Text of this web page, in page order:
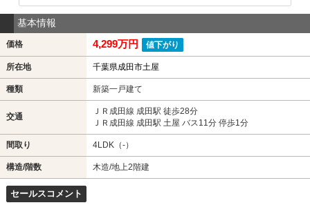
基本情報
価格 4,299万円 値下がり
所在地 千葉県成田市土屋
種類 新築一戸建て
交通
ＪＲ成田線 成田駅 徒歩28分
ＪＲ成田線 成田駅 土屋 バス11分 停歩1分
間取り 4LDK（-）
構造/階数 木造/地上2階建
セールスコメント